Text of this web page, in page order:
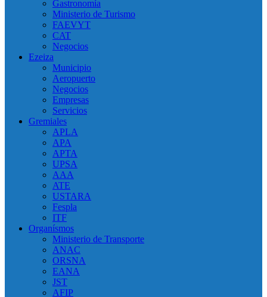
Gastronomía
Ministerio de Turismo
FAEVYT
CAT
Negocios
Ezeiza
Municipio
Aeropuerto
Negocios
Empresas
Servicios
Gremiales
APLA
APA
APTA
UPSA
AAA
ATE
USTARA
Fespla
ITF
Organísmos
Ministerio de Transporte
ANAC
ORSNA
EANA
JST
AFIP